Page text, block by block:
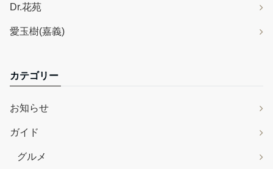
Dr.花苑
愛玉樹(嘉義)
カテゴリー
お知らせ
ガイド
グルメ